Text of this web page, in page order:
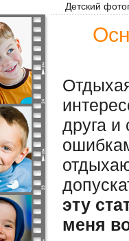
Детский
друга и
эту
меня